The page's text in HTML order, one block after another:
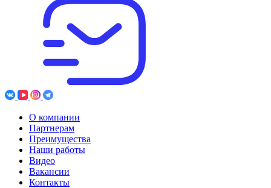
О компании
Партнерам
Преимущества
Наши работы
Видео
Вакансии
Контакты